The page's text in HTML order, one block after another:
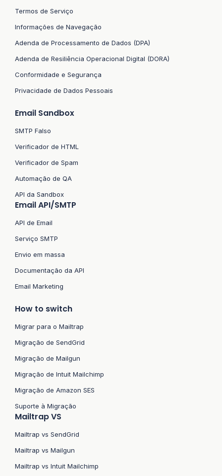
Termos de Serviço
Informações de Navegação
Adenda de Processamento de Dados (DPA)
Adenda de Resiliência Operacional Digital (DORA)
Conformidade e Segurança
Privacidade de Dados Pessoais
Email Sandbox
SMTP Falso
Verificador de HTML
Verificador de Spam
Automação de QA
API da Sandbox
Email API/SMTP
API de Email
Serviço SMTP
Envio em massa
Documentação da API
Email Marketing
How to switch
Migrar para o Mailtrap
Migração de SendGrid
Migração de Mailgun
Migração de Intuit Mailchimp
Migração de Amazon SES
Suporte à Migração
Mailtrap VS
Mailtrap vs SendGrid
Mailtrap vs Mailgun
Mailtrap vs Intuit Mailchimp